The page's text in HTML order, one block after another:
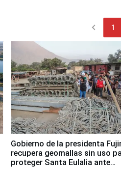
chevron_left 1
Gobierno de la presidenta
recupera geomallas sin uso
proteger Santa Eulalia ante